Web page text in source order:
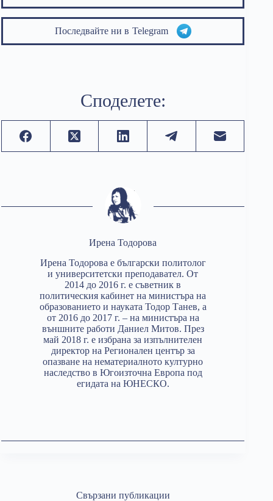
Последвайте ни в Telegram
Споделете:
Ирена Тодорова
Ирена Тодорова е български политолог
и университетски преподавател. От
2014 до 2016 г. е съветник в
политическия кабинет на министъра на
образованието и науката Тодор Танев, а
от 2016 до 2017 г. – на министъра на
външните работи Даниел Митов. През
май 2018 г. е избрана за изпълнителен
директор на Регионален център за
опазване на нематериалното културно
наследство в Югоизточна Европа под
егидата на ЮНЕСКО.
Свързани публикации